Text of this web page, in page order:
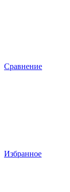
Сравнение
Избранное